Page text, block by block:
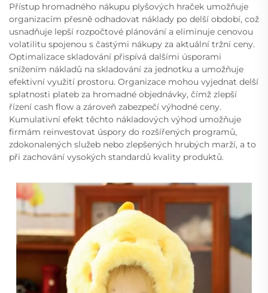
Přístup hromadného nákupu plyšových hraček umožňuje
organizacím přesně odhadovat náklady po delší období, což
usnadňuje lepší rozpočtové plánování a eliminuje cenovou
volatilitu spojenou s častými nákupy za aktuální tržní ceny.
Optimalizace skladování přispívá dalšími úsporami
snížením nákladů na skladování za jednotku a umožňuje
efektivní využití prostoru. Organizace mohou vyjednat delší
splatnosti plateb za hromadné objednávky, čímž zlepší
řízení cash flow a zároveň zabezpečí výhodné ceny.
Kumulativní efekt těchto nákladových výhod umožňuje
firmám reinvestovat úspory do rozšířených programů,
zdokonalených služeb nebo zlepšených hrubých marží, a to
při zachování vysokých standardů kvality produktů.